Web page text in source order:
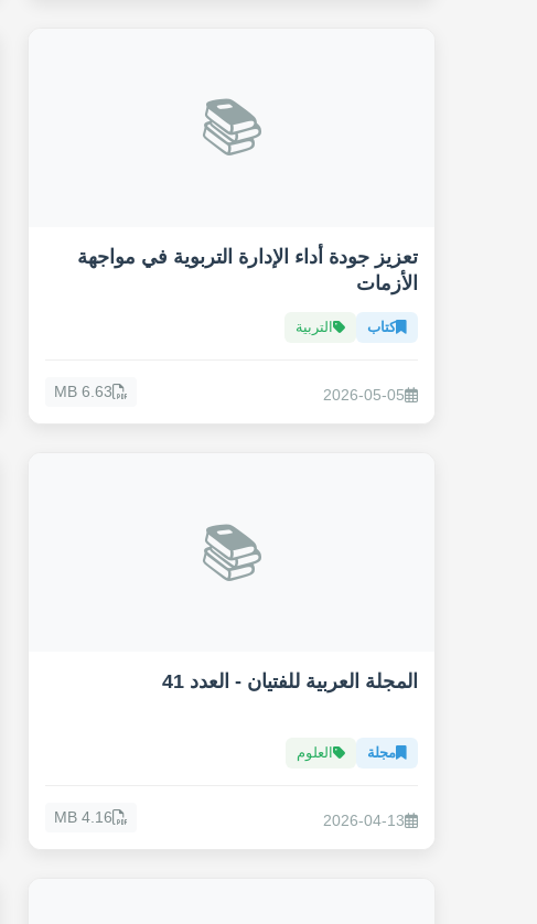
📚
تعزيز جودة أداء الإدارة التربوية في مواجهة
الأزمات
كتاب التربية
2026-05-05
6.63 MB
📚
المجلة العربية للفتيان - العدد 41
مجلة العلوم
2026-04-13
4.16 MB